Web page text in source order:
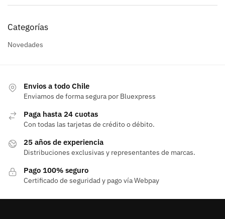
Categorías
Novedades
Envios a todo Chile
Enviamos de forma segura por Bluexpress
Paga hasta 24 cuotas
Con todas las tarjetas de crédito o débito.
25 años de experiencia
Distribuciones exclusivas y representantes de marcas.
Pago 100% seguro
Certificado de seguridad y pago vía Webpay